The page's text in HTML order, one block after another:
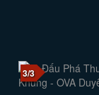
3/3